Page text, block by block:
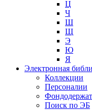
Ц
Ч
Ш
Щ
Э
Ю
Я
Электронная
Коллекции
Персоналии
Поиск по ЭБ